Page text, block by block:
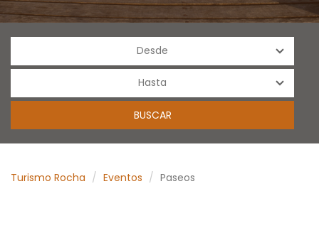
Turismo Rocha Eventos Paseos